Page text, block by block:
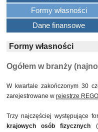
Formy własności
Dane finansowe
Formy własności
Ogółem w branży
W kwartale zakończonym 30
zarejestrowane w rejestrze
Trzy najczęściej występujące
krajowych osób fizycznych